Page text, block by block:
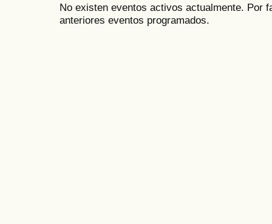
No existen eventos activos actualmente. Por
anteriores eventos programados.